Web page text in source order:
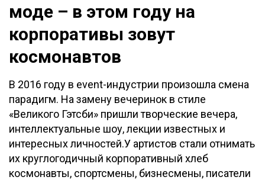
моде – в этом году на
корпоративы зовут
космонавтов
В 2016 году в event-индустрии произошла смена
парадигм. На замену вечеринок в стиле
«Великого Гэтсби» пришли творческие вечера,
интеллектуальные шоу, лекции известных и
интересных личностей.У артистов стали отнимать
их круглогодичный корпоративный хлеб
космонавты, спортсмены, бизнесмены, писатели